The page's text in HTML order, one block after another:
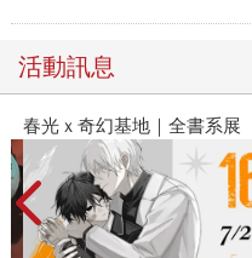
活動訊息
春光ｘ奇幻基地｜全書系展